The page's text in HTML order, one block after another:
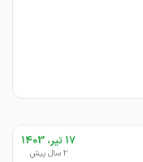
17 تیر، 1403
2 سال پیش